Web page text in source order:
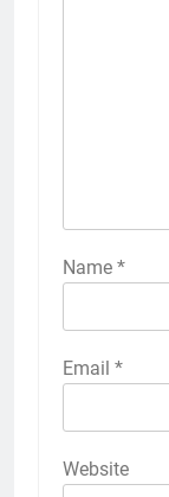
Name *
Email *
Website